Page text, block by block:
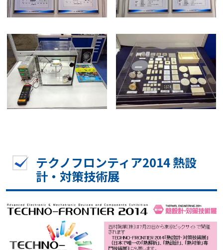
テクノフロンティア2014 熱設
計・対策技術展